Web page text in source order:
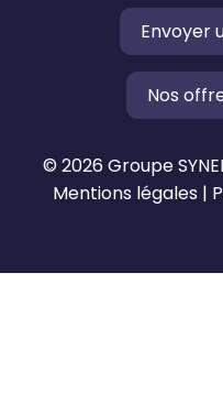
Envoyer
Nos
© 2026 Groupe
Mentions légales |